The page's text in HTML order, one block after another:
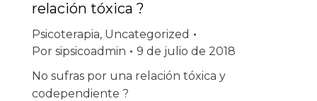
relación tóxica ?
Psicoterapia, Uncategorized
Por sipsicoadmin
9 de julio de 2018
No sufras por una relación tóxica y
codependiente ?